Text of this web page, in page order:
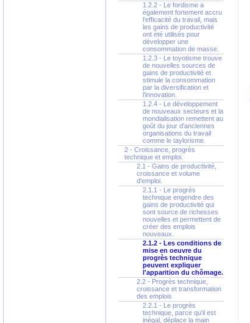
1.2.2 - Le fordisme a
également fortement accru
l'efficacité du travail, mais
les gains de productivité
ont été utilisés pour
développer une
consommation de masse.
1.2.3 - Le toyotisme trouve
de nouvelles sources de
gains de productivité et
stimule la consommation
par la diversification et
l'innovation.
1.2.4 - Le développement
de nouveaux secteurs et la
mondialisation remettent au
goût du jour d'anciennes
organisations du travail
comme le taylorisme.
2 - Croissance, progrès
technique et emploi.
2.1 - Gains de productivité,
croissance et volume
d'emploi.
2.1.1 - Le progrès
technique engendre des
gains de productivité qui
sont source de richesses
nouvelles et permettent de
créer des emplois
nouveaux.
2.1.2 - Les conditions de
mise en oeuvre du
progrès technique
peuvent expliquer
l'apparition du chômage.
2.2 - Progrès technique,
croissance et transformation
des emplois
2.2.1 - Le progrès
technique, parce qu'il est
inégal, déplace la main